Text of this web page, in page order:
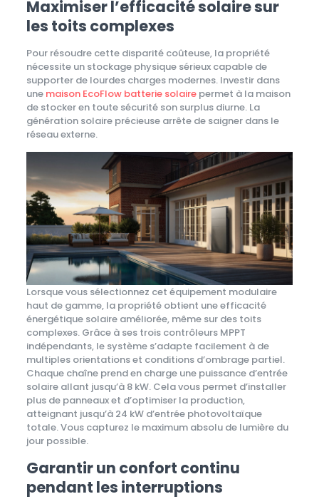
Maximiser l’efficacité solaire sur
les toits complexes
Pour résoudre cette disparité coûteuse, la propriété
nécessite un stockage physique sérieux capable de
supporter de lourdes charges modernes. Investir dans
une maison EcoFlow batterie solairepermet à la maison
de stocker en toute sécurité son surplus diurne. La
génération solaire précieuse arrête de saigner dans le
réseau externe.
Lorsque vous sélectionnez cet équipement modulaire
haut de gamme, la propriété obtient une efficacité
énergétique solaire améliorée, même sur des toits
complexes. Grâce à ses trois contrôleurs MPPT
indépendants, le système s’adapte facilement à de
multiples orientations et conditions d’ombrage partiel.
Chaque chaîne prend en charge une puissance d’entrée
solaire allant jusqu’à 8 kW. Cela vous permet d’installer
plus de panneaux et d’optimiser la production,
atteignant jusqu’à 24 kW d’entrée photovoltaïque
totale. Vous capturez le maximum absolu de lumière du
jour possible.
Garantir un confort continu
pendant les interruptions